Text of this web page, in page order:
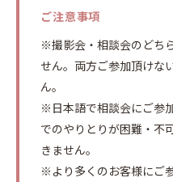
ご注意事項
※撮影会・相談会のどち
せん。両方ご参加頂けな
ん。
※日本語で相談会にご参
でのやりとりが困難・不
きません。
※より多くのお客様にご